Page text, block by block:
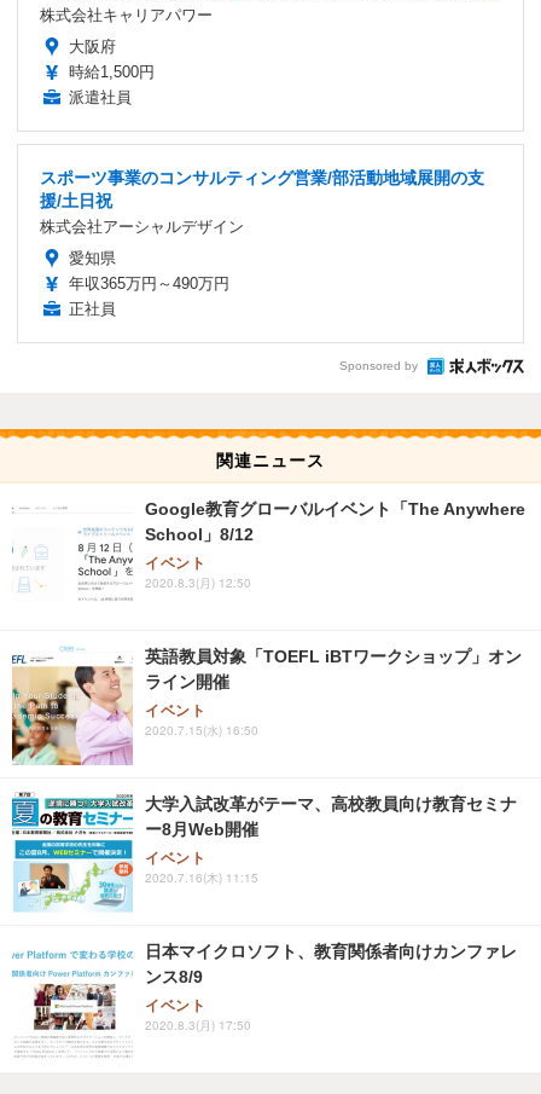
株式会社キャリアパワー
大阪府
時給1,500円
派遣社員
スポーツ事業のコンサルティング営業/部活動地域展開の支
援/土日祝
株式会社アーシャルデザイン
愛知県
年収365万円～490万円
正社員
Sponsored by
関連ニュース
Google教育グローバルイベント「The Anywhere
School」8/12
イベント
2020.8.3(月) 12:50
英語教員対象「TOEFL iBTワークショップ」オン
ライン開催
イベント
2020.7.15(水) 16:50
大学入試改革がテーマ、高校教員向け教育セミナ
ー8月Web開催
イベント
2020.7.16(木) 11:15
日本マイクロソフト、教育関係者向けカンファレ
ンス8/9
イベント
2020.8.3(月) 17:50